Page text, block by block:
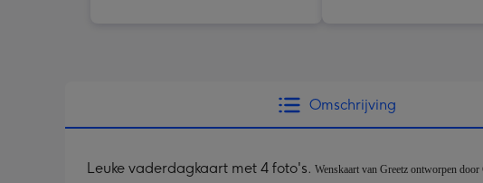
Omschrijving
Leuke vaderdagkaart met 4 foto's. Wenskaart van Greetz ontworpen